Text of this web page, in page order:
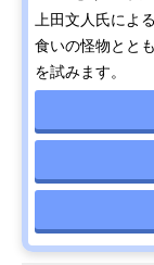
上田文人氏によ
食いの怪物とと
を試みます。